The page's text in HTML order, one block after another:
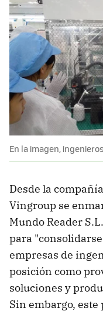
En la imagen,
Desde la
Vingroup se
Mundo Reader
para
empresas de
posición como
soluciones y
Sin embargo, este